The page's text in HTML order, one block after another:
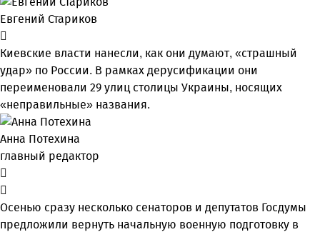
Евгений Стариков
Киевские власти нанесли, как они думают, «страшный
удар» по России. В рамках дерусификации они
переименовали 29 улиц столицы Украины, носящих
«неправильные» названия.
Анна Потехина
главный редактор
Осенью сразу несколько сенаторов и депутатов Госдумы
предложили вернуть начальную военную подготовку в